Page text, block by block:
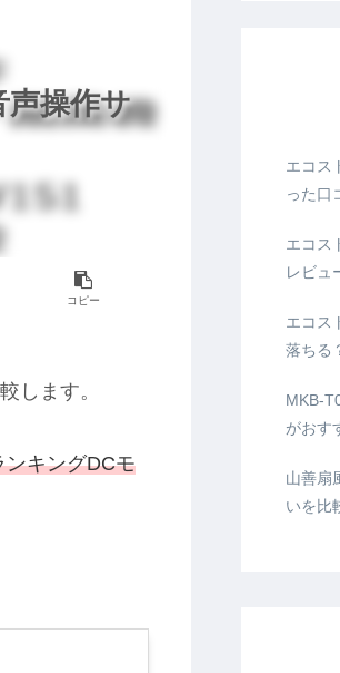
声操作サ
コピー
します。
キングDCモ
エコス
った口
エコス
レビュ
エコス
落ちる
MKB-
がおす
山善扇
いを比